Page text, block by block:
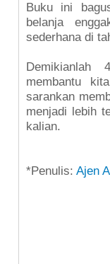
Buku ini
belanja
sederhana di
membantu
sarankan
menjadi lebih
kalian.
*Penulis: Ajen